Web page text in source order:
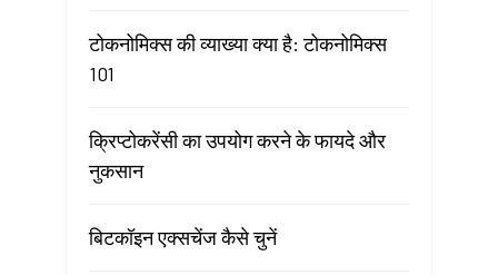
टोकनोमिक्स की व्याख्या क्या है: टोकनोमिक्स
101
क्रिप्टोकरेंसी का उपयोग करने के फायदे और
नुकसान
बिटकॉइन एक्सचेंज कैसे चुनें